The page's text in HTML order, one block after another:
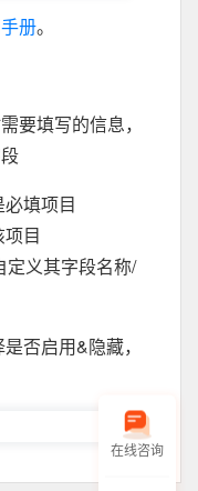
册。
要填写的信息，
填项目
目
定义其字段名称/
否启用&隐藏，
在线咨询